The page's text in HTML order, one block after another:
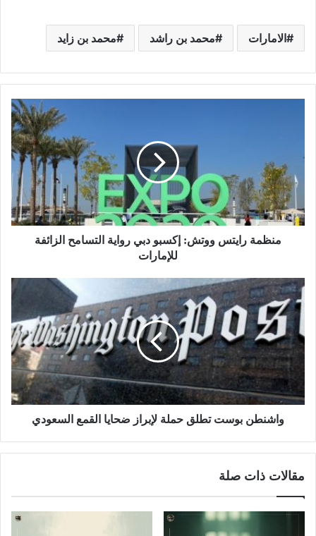
الامارات محمد بن راشد محمد بن زايد
منظمة رايتس ووتش: إكسبو دبي رواية التسامح الزائفة
للإمارات
واشنطن بوست تطلق حملة لإبراز ضحايا القمع السعودي
مقالات ذات صلة